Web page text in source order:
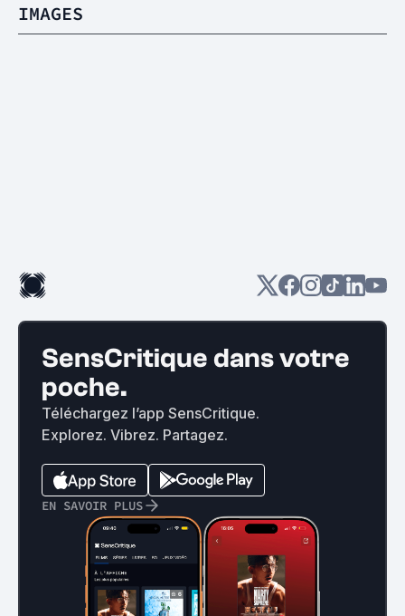
IMAGES
SensCritique dans votre
poche.
Téléchargez l’app SensCritique.
Explorez. Vibrez. Partagez.
EN SAVOIR PLUS